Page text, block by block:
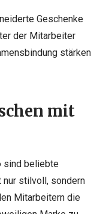
Geschenke
der Mitarbeiter
stärken
mit
sind beliebte
nur stilvoll, sondern
Mitarbeitern die